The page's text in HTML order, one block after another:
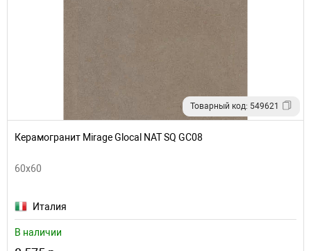
Товарный код: 549621
Керамогранит Mirage Glocal NAT SQ GC08
60x60
Италия
В наличии